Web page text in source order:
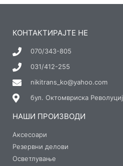
КОНТАКТИРАЈТЕ НЕ
070/343-805
031/412-255
nikitrans_ko@yahoo.com
бул. Октомвриска
НАШИ ПРОИЗВОДИ
Аксесоари
Резервни делови
Осветлување